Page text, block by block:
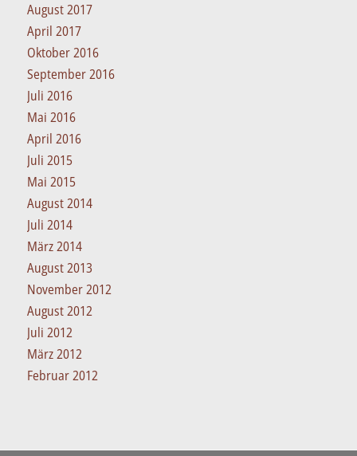
August 2017
April 2017
Oktober 2016
September 2016
Juli 2016
Mai 2016
April 2016
Juli 2015
Mai 2015
August 2014
Juli 2014
März 2014
August 2013
November 2012
August 2012
Juli 2012
März 2012
Februar 2012